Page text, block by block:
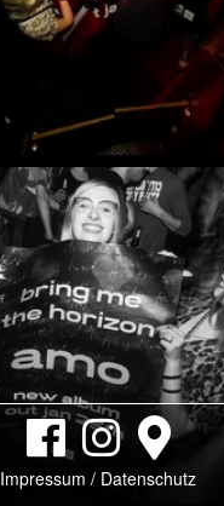
Impressum / Datenschutz